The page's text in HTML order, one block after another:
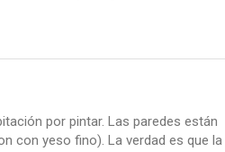
por pintar. Las paredes están
con yeso fino). La verdad es que la